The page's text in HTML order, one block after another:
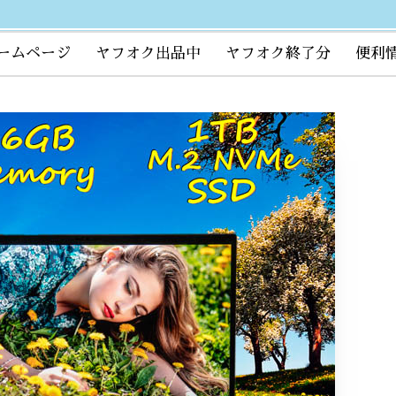
ムページ ヤフオク出品中 ヤフオク終了分 便利